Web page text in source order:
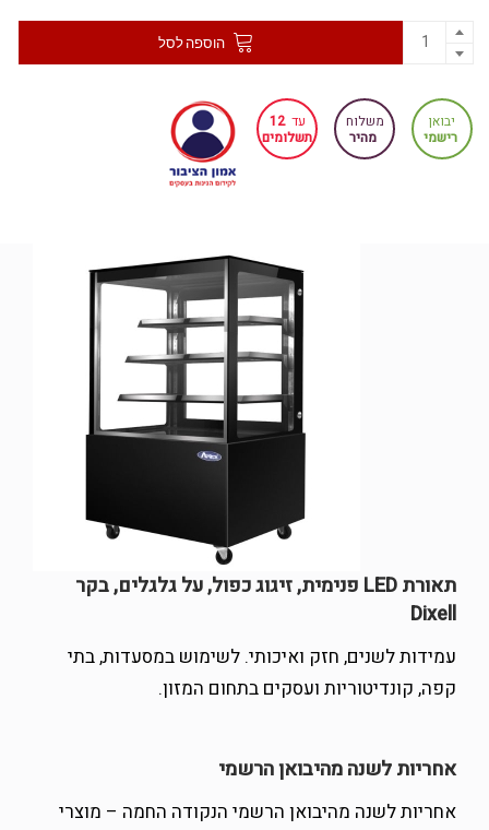
הוספה לסל
יבואן
רישמי
משלוח
מהיר
עד 12
תשלומים
תאורת LED פנימית, זיגוג כפול, על גלגלים, בקר
Dixell
עמידות לשנים, חזק ואיכותי. לשימוש במסעדות, בתי
קפה, קונדיטוריות ועסקים בתחום המזון.
אחריות לשנה מהיבואן הרשמי
אחריות לשנה מהיבואן הרשמי הנקודה החמה – מוצרי